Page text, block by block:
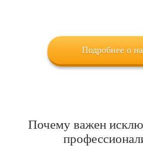
Подробнее о
Почему важен